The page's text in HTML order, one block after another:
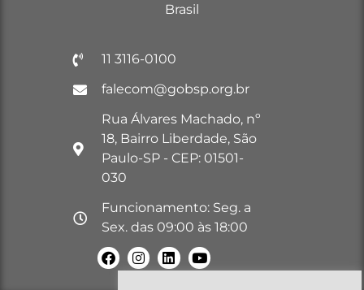
Brasil
11 3116-0100
falecom@gobsp.org.br
Rua Álvares Machado, nº
18, Bairro Liberdade, São
Paulo-SP - CEP: 01501-
030
Funcionamento: Seg. a
Sex. das 09:00 às 18:00